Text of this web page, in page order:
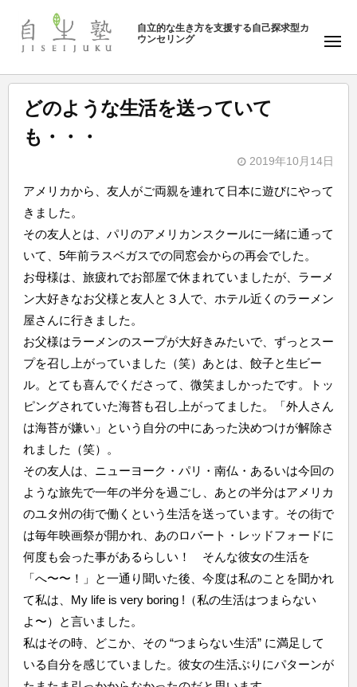
ン
自
塾
自立的な生き方を支援する自己探求型カ
ウンセリング
メ
ュ
ー
どのような生活を送っていて
も・・・
2019年10月14日
y
自
生
塾
アメリカから、友人がご両親を連れて日本に遊びにやって
きました。
その友人とは、パリのアメリカンスクールに一緒に通って
いて、5年前ラスベガスでの同窓会からの再会でした。
お母様は、旅疲れでお部屋で休まれていましたが、ラーメ
ン大好きなお父様と友人と３人で、ホテル近くのラーメン
屋さんに行きました。
お父様はラーメンのスープが大好きみたいで、ずっとスー
プを召し上がっていました（笑）あとは、餃子と生ビー
ル。とても喜んでくださって、微笑ましかったです。トッ
ピングされていた海苔も召し上がってました。「外人さん
は海苔が嫌い」という自分の中にあった決めつけが解除さ
れました（笑）。
その友人は、ニューヨーク・パリ・南仏・あるいは今回の
ような旅先で一年の半分を過ごし、あとの半分はアメリカ
のユタ州の街で働くという生活を送っています。その街で
は毎年映画祭が開かれ、あのロバート・レッドフォードに
何度も会った事があるらしい！ そんな彼女の生活を
「へ〜〜！」と一通り聞いた後、今度は私のことを聞かれ
て私は、My life is very boring !（私の生活はつまらない
よ〜）と言いました。
私はその時、どこか、その “つまらない生活” に満足して
いる自分を感じていました。彼女の生活ぶりにパターンが